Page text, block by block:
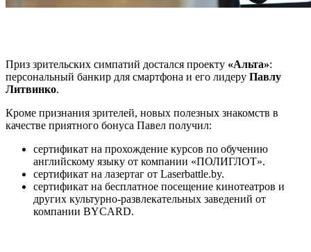
Приз зрительских симпатий достался проекту «Альта»:
персональный банкир для смартфона и его лидеру Павлу
Литвинко.
Кроме признания зрителей, новых полезных знакомств в
качестве приятного бонуса Павел получил:
сертификат на прохождение курсов по обучению
английскому языку от компании «ПОЛИГЛОТ».
сертификат на лазертаг от Laserbattle.by.
сертификат на бесплатное посещение кинотеатров и
других культурно-развлекательных заведений от
компании BYCARD.